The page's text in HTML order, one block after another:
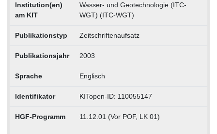
Institution(en)
am KIT
Wasser- und Geotechnologie (ITC-
WGT) (ITC-WGT)
Publikationstyp Zeitschriftenaufsatz
Publikationsjahr 2003
Sprache Englisch
Identifikator KITopen-ID: 110055147
HGF-Programm 11.12.01 (Vor POF, LK 01)